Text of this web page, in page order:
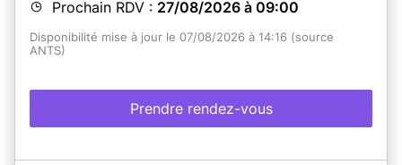
Prochain RDV : 27/08/2026 à 09:00
Disponibilité mise à jour le 07/08/2026 à 14:16 (source
ANTS)
Prendre rendez-vous